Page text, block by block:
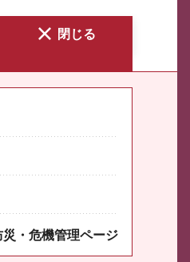
閉じる
災・危機管理ページ